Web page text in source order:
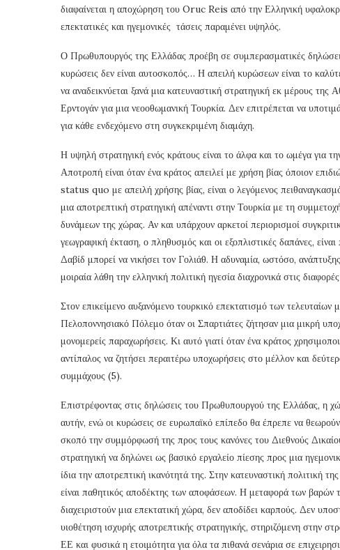
διαφαίνεται η αποχώρηση του Oruc Reis από την Ελληνική
επεκτατικές και ηγεμονικές τάσεις παραμένει υψηλός.
Ο Πρωθυπουργός της Ελλάδας προέβη σε συμπερασματικές
κυρώσεις δεν είναι αυτοσκοπός… Η απειλή κυρώσεων είναι το
να αναδεικνύεται ξανά μια κατευναστική στρατηγική εκ μέρους
Ερντογάν για μια νεοοθωμανική Τουρκία. Δεν επιτρέπεται να
για κάθε ενδεχόμενο στη συγκεκριμένη διαμάχη.
Η υψηλή στρατηγική ενός κράτους είναι το άλφα και το ωμέγα για
Αποτροπή είναι όταν ένα κράτος απειλεί με χρήση βίας όποιον
status quo με απειλή χρήσης βίας, είναι ο λεγόμενος
μια αποτρεπτική στρατηγική απέναντι στην Τουρκία με τη
δυνάμεων της χώρας. Αν και υπάρχουν αρκετοί περιορισμοί
γεωγραφική έκταση, ο πληθυσμός και οι εξοπλιστικές δαπάνες,
Δαβίδ μπορεί να νικήσει τον Γολιάθ. Η αδυναμία, ωστόσο,
μοιραία λάθη την ελληνική πολιτική ηγεσία διαχρονικά στις
Στον επικείμενο αυξανόμενο τουρκικό επεκτατισμό των
Πελοποννησιακό Πόλεμο όταν οι Σπαρτιάτες ζήτησαν μια μικρή
μονομερείς παραχωρήσεις. Κι αυτό γιατί όταν ένα κράτος
αντίπαλος να ζητήσει περαιτέρω υποχωρήσεις στο μέλλον και
συμμάχους (5).
Επιστρέφοντας στις δηλώσεις του Πρωθυπουργού της Ελλάδας, η
αυτήν, ενώ οι κυρώσεις σε ευρωπαϊκό επίπεδο θα έπρεπε να
σκοπό την συμμόρφωσή της προς τους κανόνες του Διεθνούς
στρατηγική να δηλώνει ως βασικό εργαλείο πίεσης προς μια
ίδια την αποτρεπτική ικανότητά της. Στην κατευναστική πολιτική
είναι παθητικός αποδέκτης των αποφάσεων. Η μεταφορά των
διαχειριστούν μια επεκτατική χώρα, δεν αποδίδει καρπούς. Δεν
υιοθέτηση ισχυρής αποτρεπτικής στρατηγικής, στηριζόμενη στην
ΕΕ και φυσικά η ετοιμότητα για όλα τα πιθανά σενάρια σε